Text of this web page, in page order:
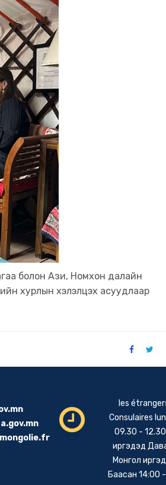
болон Ази, Номхон далайн
хурлын хэлэлцэх асуудлаар
les
Consulaires
09.30 -
иргэдэд
Монгол
Баасан 14:00